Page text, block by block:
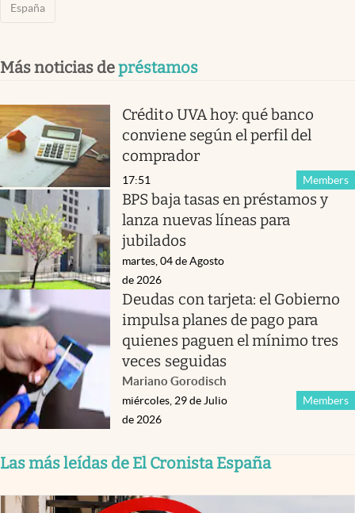
España
Más noticias depréstamos
Crédito UVA hoy: qué banco
conviene según el perfil del
comprador
Members
17:51
BPS baja tasas en préstamos y
lanza nuevas líneas para
jubilados
martes, 04 de Agosto
de 2026
Deudas con tarjeta: el Gobierno
impulsa planes de pago para
quienes paguen el mínimo tres
veces seguidas
Mariano Gorodisch
Members
miércoles, 29 de Julio
de 2026
Las más leídas de El Cronista España